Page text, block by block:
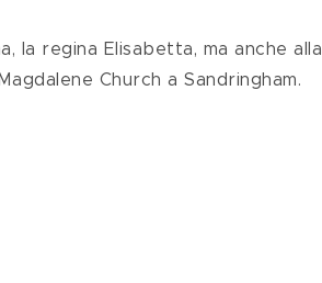
la regina Elisabetta, ma anche alla
Church a Sandringham.